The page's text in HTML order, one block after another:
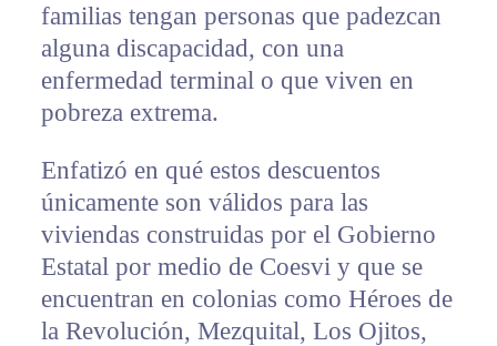
familias tengan personas que padezcan
alguna discapacidad, con una
enfermedad terminal o que viven en
pobreza extrema.
Enfatizó en qué estos descuentos
únicamente son válidos para las
viviendas construidas por el Gobierno
Estatal por medio de Coesvi y que se
encuentran en colonias como Héroes de
la Revolución, Mezquital, Los Ojitos,